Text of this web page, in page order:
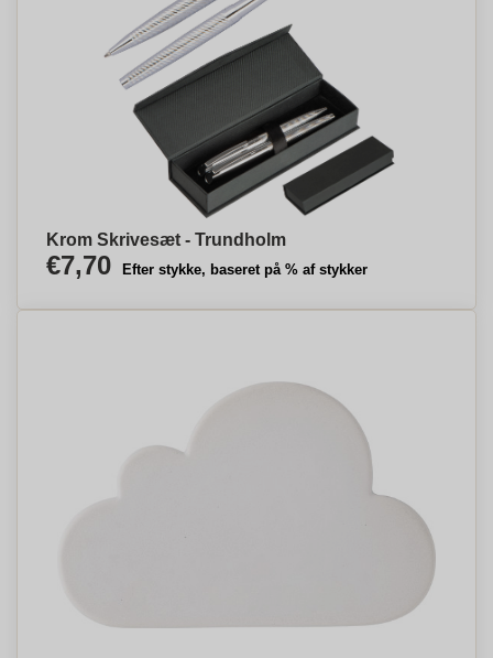
Krom Skrivesæt - Trundholm
€7,70 Efter stykke, baseret på % af stykker